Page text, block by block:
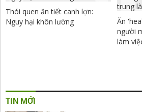
Thói quen ăn tiết canh lợn:
Nguy hại khôn lường
Ăn
người
làm
TIN MỚI